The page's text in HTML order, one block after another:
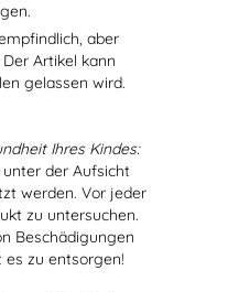
aber
Artikel kann
gelassen wird.
Ihres Kindes:
der Aufsicht
werden. Vor jeder
zu untersuchen.
Beschädigungen
es zu entsorgen!